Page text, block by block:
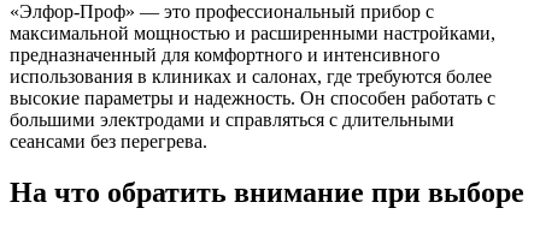
«Элфор-Проф» — это профессиональный прибор с
максимальной мощностью и расширенными настройками,
предназначенный для комфортного и интенсивного
использования в клиниках и салонах, где требуются более
высокие параметры и надежность. Он способен работать с
большими электродами и справляться с длительными
сеансами без перегрева.
На что обратить внимание при выборе